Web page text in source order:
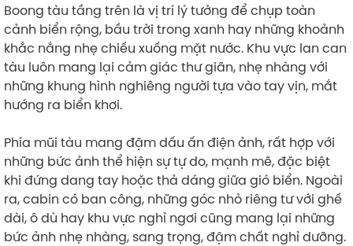
Boong tàu tầng trên là vị trí lý tưởng để chụp toàn
cảnh biển rộng, bầu trời trong xanh hay những khoảnh
khắc nắng nhẹ chiếu xuống mặt nước. Khu vực lan can
tàu luôn mang lại cảm giác thư giãn, nhẹ nhàng với
những khung hình nghiêng người tựa vào tay vịn, mắt
hướng ra biển khơi.
Phía mũi tàu mang đậm dấu ấn điện ảnh, rất hợp với
những bức ảnh thể hiện sự tự do, mạnh mẽ, đặc biệt
khi đứng dang tay hoặc thả dáng giữa gió biển. Ngoài
ra, cabin có ban công, những góc nhỏ riêng tư với ghế
dài, ô dù hay khu vực nghỉ ngơi cũng mang lại những
bức ảnh nhẹ nhàng, sang trọng, đậm chất nghỉ dưỡng.